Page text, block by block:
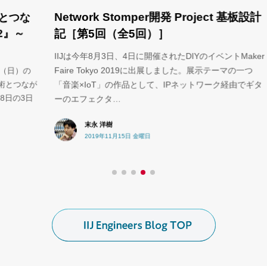
が
Network Stomper開発 Project 基板設計
記［第5回（全5回）］
IIJは今年8月3日、4日に開催されたDIYのイベントMaker
Faire Tokyo 2019に出展しました。展示テーマの一つ
「音楽×IoT」の作品として、IPネットワーク経由でギタ
ーのエフェクタ…
末永 洋樹
2019年11月15日 金曜日